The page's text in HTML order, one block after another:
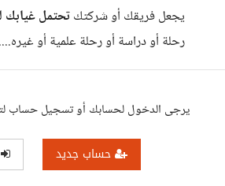
يجعل فريقك أو شركتكتحتمل غيابك
رحلة أو دراسة أو رحلة علمية أو
يرجى الدخول لحسابك أو تسجيل حساب
حساب جديد